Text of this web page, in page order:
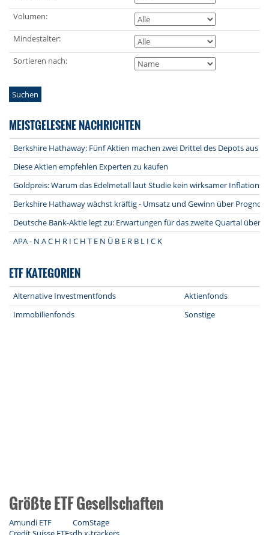
Volumen:
Mindestalter:
Sortieren nach:
Suchen
MEISTGELESENE NACHRICHTEN
Berkshire Hathaway: Fünf Aktien machen zwei Drittel des Depots aus
Diese Aktien empfehlen Experten zu kaufen
Goldpreis: Warum das Edelmetall laut Studie kein wirksamer
Berkshire Hathaway wächst kräftig - Umsatz und Gewinn über
Deutsche Bank-Aktie legt zu: Erwartungen für das zweite Quartal
APA - N A C H R I C H T E N Ü B E R B L I C K
ETF KATEGORIEN
Alternative Investmentfonds
Aktienfonds
Immobilienfonds
Sonstige
Größte ETF Gesellschaften
Amundi ETF
ComStage